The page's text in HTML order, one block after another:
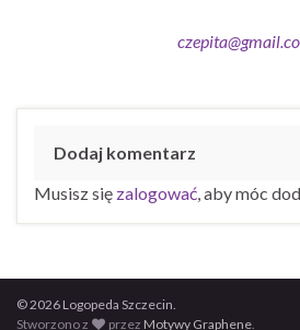
Dodaj komentarz
Musisz się zalogować , aby móc
© 2026 Logopeda Szczecin.
Stworzono z
przez Motywy Graphene